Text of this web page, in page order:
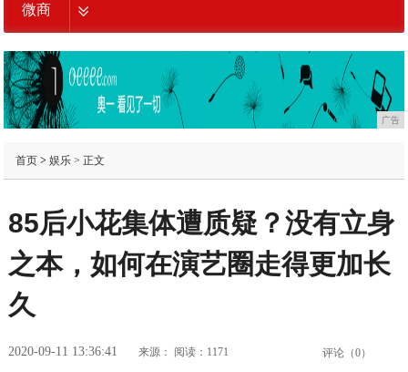
微商
广告
首页> 娱乐> 正文
85后小花集体遭质疑？没有立身
之本，如何在演艺圈走得更加长
久
2020-09-11 13:36:41 来源： 阅读：1171 评论（0）